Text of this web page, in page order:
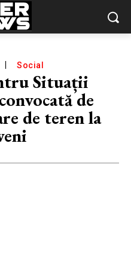
Social
Situații
de
de teren la